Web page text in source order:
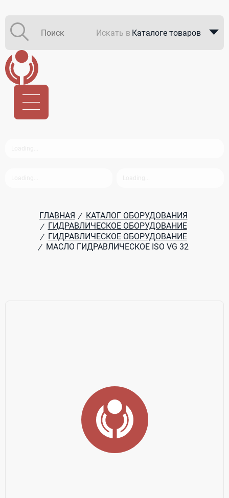
Искать в Каталоге товаров
ГЛАВНАЯ / КАТАЛОГ ОБОРУДОВАНИЯ
/
ГИДРАВЛИЧЕСКОЕ ОБОРУДОВАНИЕ
/ ГИДРАВЛИЧЕСКОЕ ОБОРУДОВАНИЕ
/ МАСЛО ГИДРАВЛИЧЕСКОЕ ISO VG 32